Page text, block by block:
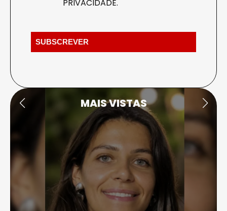
PRIVACIDADE.
MAIS VISTAS